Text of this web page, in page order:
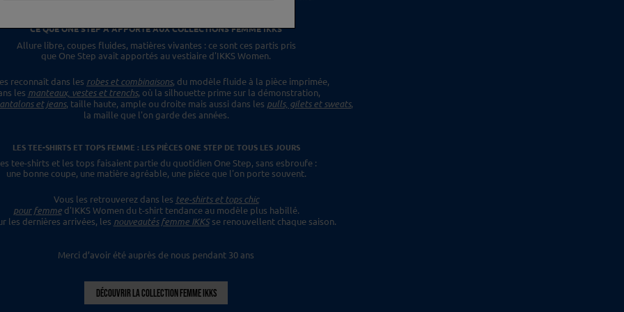
CE QUE ONE STEP A APPORTÉAUX COLLECTIONS FEMME IKKS
Allure libre, coupes fluides, matières vivantes : ce sont ces partis pris
que One Step avait apportés au vestiaire d'IKKS Women.
reconnaît dans les robes et combinaisons, du modèle fluide à la pièce imprimée,
les manteaux, vestes et trenchs, où la silhouette prime sur la démonstration,
et jeans, taille haute, ample ou droite mais aussi dans les pulls, gilets et sweats,
la maille que l'on garde des années.
LES TEE-SHIRTS ET TOPS FEMME : LES PIÈCES ONE STEPDE TOUS LES JOURS
tee-shirts et les tops faisaient partie du quotidien One Step, sans esbroufe :
une bonne coupe, une matière agréable, une pièceque l'on porte souvent.
Vous les retrouverez dans les tee-shirts et tops chic
pour femmed'IKKS Women du t-shirt tendanceau modèle plus habillé.
les dernières arrivées, les nouveautés femme IKKSse renouvellent chaque saison.
Merci d’avoir été auprès de nous pendant 30 ans
DÉCOUVRIR LA COLLECTION FEMME IKKS